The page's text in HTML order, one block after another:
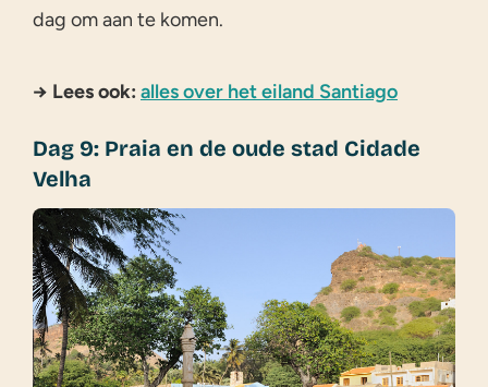
dag om aan te komen.
→ Lees ook: alles over het eiland Santiago
Dag 9: Praia en de oude stad Cidade
Velha